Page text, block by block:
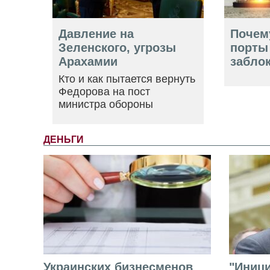
Давление на
Зеленского, угрозы
Арахамии
Кто и как пытается вернуть
Федорова на пост
министра обороны
порты
ДЕНЬГИ
Украинских бизнесменов